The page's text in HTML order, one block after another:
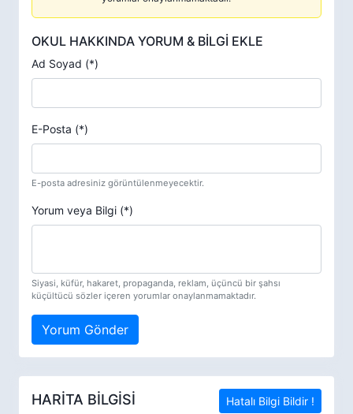
OKUL HAKKINDA YORUM & BİLGİ EKLE
Ad Soyad (*)
E-Posta (*)
E-posta adresiniz görüntülenmeyecektir.
Yorum veya Bilgi (*)
Siyasi, küfür, hakaret, propaganda, reklam, üçüncü bir şahsı
küçültücü sözler içeren yorumlar onaylanmamaktadır.
Yorum Gönder
HARİTA BİLGİSİ Hatalı Bilgi Bildir !